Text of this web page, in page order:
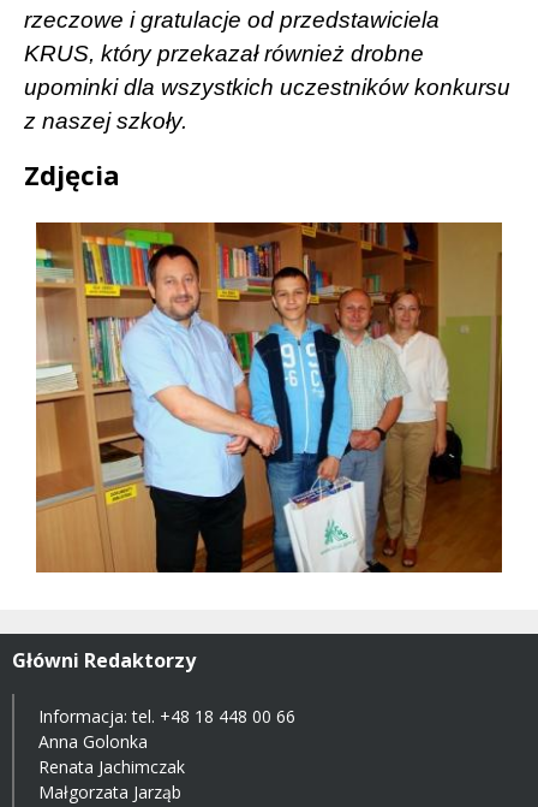
rzeczowe i gratulacje od przedstawiciela
KRUS, który przekazał również drobne
upominki dla wszystkich uczestników konkursu
z naszej szkoły.
Zdjęcia
Główni Redaktorzy
Informacja: tel. +48 18 448 00 66
Anna Golonka
Renata Jachimczak
Małgorzata Jarząb